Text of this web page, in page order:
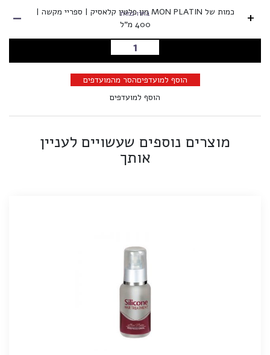
+
כמות של MON PLATIN מון פלטין קלאסיק | ספריי מקשה |
400 מ"ל
בחרו כמות -
הוספה לסל
הוסף למועדפיםהסר מהמועדפים
הוסף למועדפים
מוצרים נוספים שעשויים לעניין
אותך